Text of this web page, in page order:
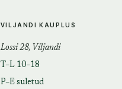
VILJANDI KAUPLUS
Lossi 28, Viljandi
T–L 10–18
P–E suletud